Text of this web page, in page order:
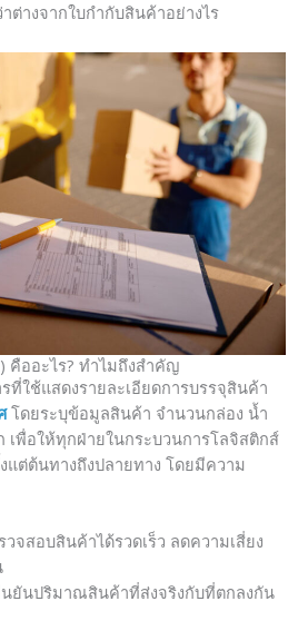
ต่างจากใบกำกับสินค้าอย่างไร
คืออะไร? ทำไมถึงสำคัญ
รที่ใช้แสดงรายละเอียดการบรรจุสินค้า
โดยระบุข้อมูลสินค้า จำนวนกล่อง น้ำ
พื่อให้ทุกฝ่ายในกระบวนการโลจิสติกส์
ต่ต้นทางถึงปลายทาง โดยมีความ
จสอบสินค้าได้รวดเร็ว ลดความเสี่ยง
ยันปริมาณสินค้าที่ส่งจริงกับที่ตกลงกัน